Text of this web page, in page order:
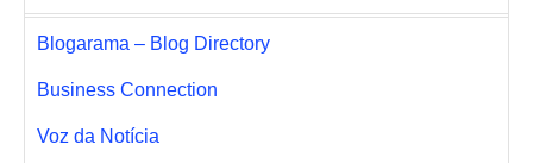
Blogarama – Blog Directory
Business Connection
Voz da Notícia